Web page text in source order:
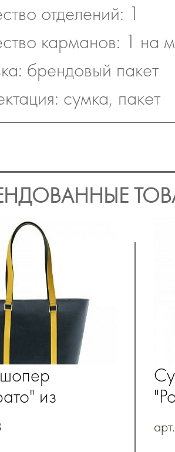
отделений: 1
карманов: 1 на
брендовый пакет
сумка, пакет
из
"Джинс",
кожа